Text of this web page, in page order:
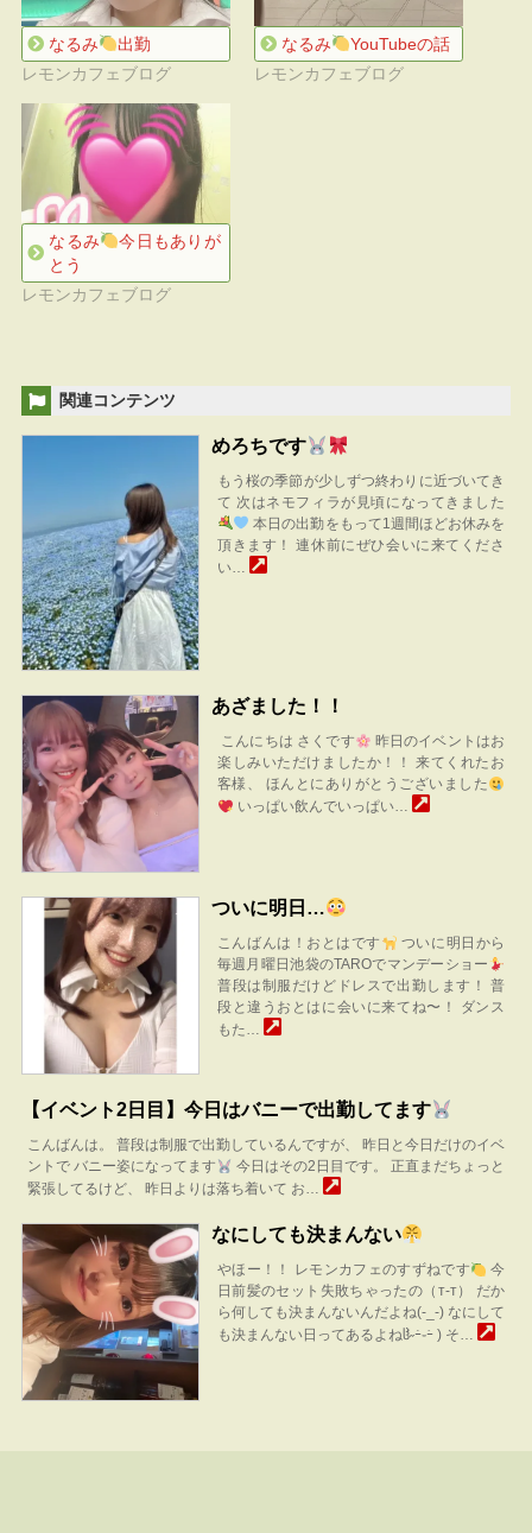
なるみ
出勤
レモンカフェブログ
なるみ
YouTubeの話
レモンカフェブログ
なるみ
今日もありが
とう
レモンカフェブログ
関連コンテンツ
めろちです
もう桜の季節が少しずつ終わりに近づいてき
て 次はネモフィラが見頃になってきました
本日の出勤をもって1週間ほどお休みを
頂きます！ 連休前にぜひ会いに来てくださ
い…
あざました！！
こんにちは さくです
昨日のイベントはお
楽しみいただけましたか！！ 来てくれたお
客様、 ほんとにありがとうございました
いっぱい飲んでいっぱい…
ついに明日…
こんばんは！おとはです
ついに明日から
毎週月曜日池袋のTAROでマンデーショー
普段は制服だけどドレスで出勤します！ 普
段と違うおとはに会いに来てね〜！ ダンス
もた…
【イベント2日目】今日はバニーで出勤してます
こんばんは。 普段は制服で出勤しているんですが、 昨日と今日だけのイベ
ントで バニー姿になってます
今日はその2日目です。 正直まだちょっと
緊張してるけど、 昨日よりは落ち着いて お…
なにしても決まんない
やほー！！ レモンカフェのすずねです
今
日前髪のセット失敗ちゃったの（т-т） だか
ら何しても決まんないんだよね(-_-) なにして
も決まんない日ってあるよねჱ̒˶ｰ̀֊ｰ́ ) そ…